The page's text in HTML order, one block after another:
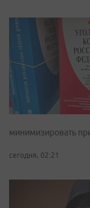
минимизировать
сегодня, 02:21